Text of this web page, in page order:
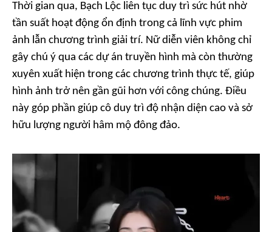
Thời gian qua, Bạch Lộc liên tục duy trì sức hút nhờ
tần suất hoạt động ổn định trong cả lĩnh vực phim
ảnh lẫn chương trình giải trí. Nữ diễn viên không chỉ
gây chú ý qua các dự án truyền hình mà còn thường
xuyên xuất hiện trong các chương trình thực tế, giúp
hình ảnh trở nên gần gũi hơn với công chúng. Điều
này góp phần giúp cô duy trì độ nhận diện cao và sở
hữu lượng người hâm mộ đông đảo.